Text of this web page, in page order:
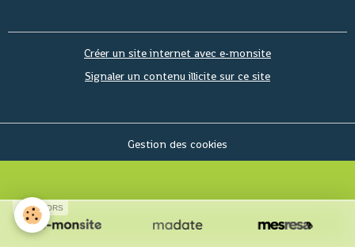
Créer un site internet avec e-monsite
Signaler un contenu illicite sur ce site
Gestion des cookies
SPONSORS